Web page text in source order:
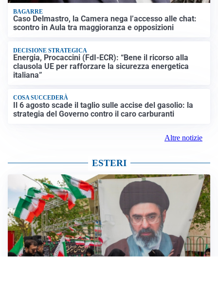
BAGARRE
Caso Delmastro, la Camera nega l’accesso alle chat:
scontro in Aula tra maggioranza e opposizioni
DECISIONE STRATEGICA
Energia, Procaccini (FdI-ECR): “Bene il ricorso alla
clausola UE per rafforzare la sicurezza energetica
italiana”
COSA SUCCEDERÀ
Il 6 agosto scade il taglio sulle accise del gasolio: la
strategia del Governo contro il caro carburanti
Altre notizie
ESTERI